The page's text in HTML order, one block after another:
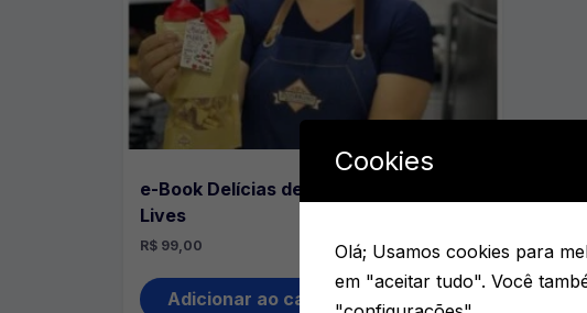
e-Book Delícias de Natal Bolíssimo +
Lives
R$ 99,00
Adicionar ao carrinho
Cookies
Olá; Usamos cookies para
em "aceitar tudo". Você